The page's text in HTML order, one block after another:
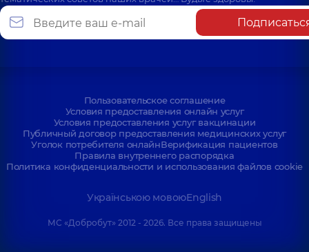
Пользовательское соглашение
Условия предоставления онлайн услуг
Условия предоставления услуг вакцинации
Публичный договор предоставления медицинских услуг
Уголок потребителя онлайнВерификация пациентов
Правила внутреннего распорядка
Политика конфиденциальности и использования файлов cookie
Українською мовоюEnglish
МС «Добробут» 2012 - 2026. Все права защищены